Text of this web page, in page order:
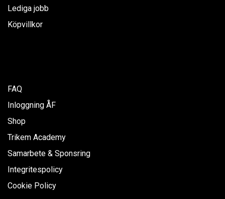
Lediga jobb
Köpvillkor
FAQ
Inloggning ÅF
Shop
Trikem Academy
Samarbete & Sponsring
Integritespolicy
Cookie Policy